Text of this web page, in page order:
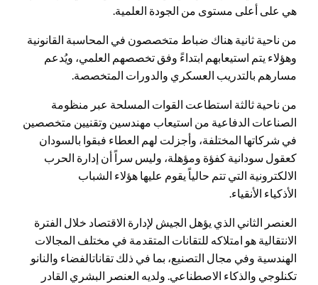
هي على أعلى مستوى من الجودة العلمية.
من ناحية ثانية هناك ضباط متخصصون في المحاسبة القانونية
وهؤلاء يتم استيعابهم ابتداءً وفق تخصصهم العلمي، ويُدعم
مسارهم بالتدريب العسكري والدورات المتخصصة.
من ناحية ثالثة استطاعت القوات المسلحة عبر منظومة
الصناعات الدفاعية من استيعاب مهندسين وتقنيين متخصصين
في شركاتها المختلفة، وأجزلت لهم العطاء فبقوا بالسودان
كعقول سودانية كفؤة ومؤهلة، وليس سراً أن إدارة الحرب
الالكترونية التي تتم حالياً يقوم عليها هؤلاء الشباب
الأذكياء الأنقياء.
العنصر الثاني الذي يؤهل الجيش لإدارة الاقتصاد خلال الفترة
الانتقالية هو امتلاكه للتقانات المتقدمة في مختلف المجالات
الهندسية وفي مجال التصنيع، بما في ذلك تقاناتالفضاء والنانو
تكنلوجي والذكاء الاصطناعي. ولديه العنصر البشري القادر